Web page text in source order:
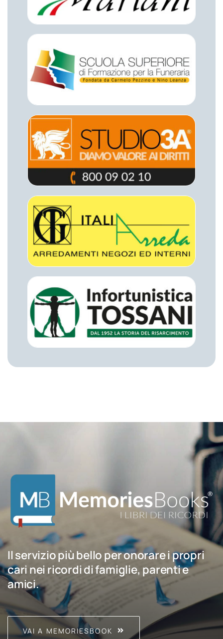
Il servizio più bello per onorare i propri
cari nei ricordi di famiglie, parenti e
amici.
VAI A MEMORIESBOOK